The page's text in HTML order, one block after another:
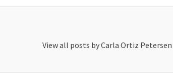
View all posts by Carla Ortiz Petersen